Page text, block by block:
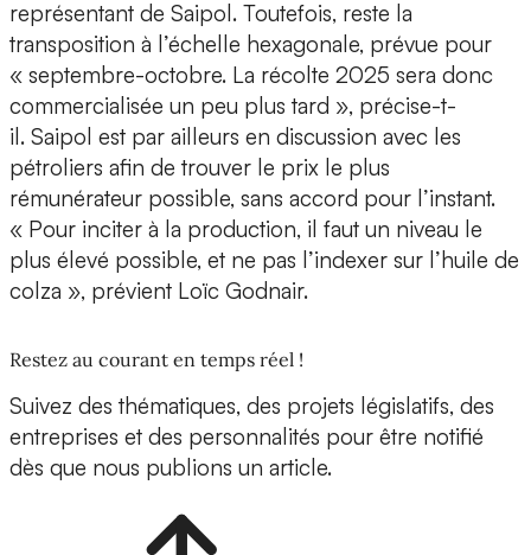
représentant de Saipol. Toutefois, reste la
transposition à l’échelle hexagonale, prévue pour
« septembre-octobre. La récolte 2025 sera donc
commercialisée un peu plus tard », précise-t-
il. Saipol est par ailleurs en discussion avec les
pétroliers afin de trouver le prix le plus
rémunérateur possible, sans accord pour l’instant.
« Pour inciter à la production, il faut un niveau le
plus élevé possible, et ne pas l’indexer sur l’huile de
colza », prévient Loïc Godnair.
Restez au courant en temps réel !
Suivez des thématiques, des projets législatifs, des
entreprises et des personnalités pour être notifié
dès que nous publions un article.